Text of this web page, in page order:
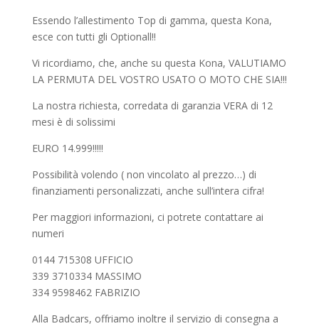
Essendo l’allestimento Top di gamma, questa Kona,
esce con tutti gli Optionall!!
Vi ricordiamo, che, anche su questa Kona, VALUTIAMO
LA PERMUTA DEL VOSTRO USATO O MOTO CHE SIA!!!
La nostra richiesta, corredata di garanzia VERA di 12
mesi è di solissimi
EURO 14.999!!!!!
Possibilità volendo ( non vincolato al prezzo…) di
finanziamenti personalizzati, anche sull’intera cifra!
Per maggiori informazioni, ci potrete contattare ai
numeri
0144 715308 UFFICIO
339 3710334 MASSIMO
334 9598462 FABRIZIO
Alla Badcars, offriamo inoltre il servizio di consegna a